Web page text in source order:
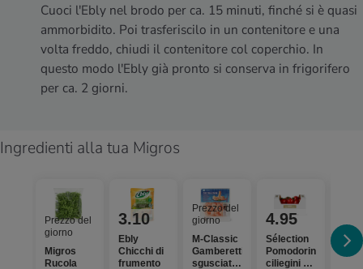
Cuoci l'Ebly nel brodo per ca. 15 minuti, finché si è quasi
ammorbidito. Poi trasferiscilo in un contenitore e una
volta freddo, chiudi il contenitore col coperchio. In
questo modo l'Ebly già pronto si conserva in frigorifero
per ca. 2 giorni.
Ingredienti alla tua Migros
Prezzo del
giorno
Migros
Rucola
3.10
Ebly
Chicchi di
frumento
Prezzo del
giorno
M-Classic
Gamberetti
sgusciati,
4.95
Sélection
Pomodorini
ciliegini a
Sun